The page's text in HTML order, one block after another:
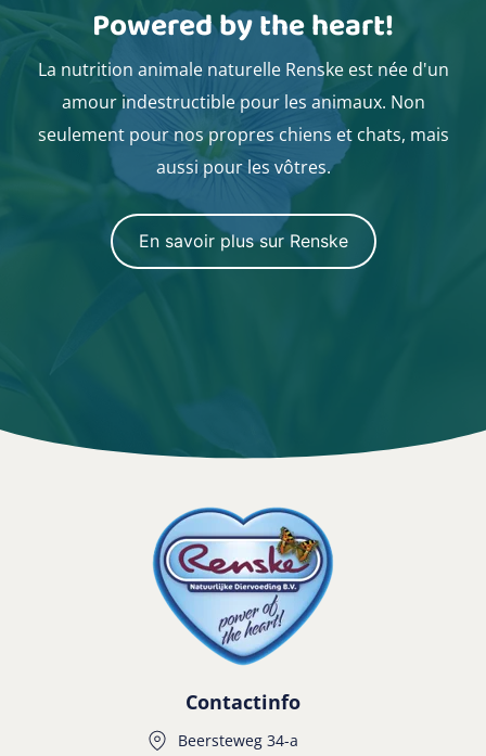
Powered by the heart!
La nutrition animale naturelle Renske est née d'un
amour indestructible pour les animaux. Non
seulement pour nos propres chiens et chats, mais
aussi pour les vôtres.
En savoir plus sur Renske
Contactinfo
Beersteweg 34-a